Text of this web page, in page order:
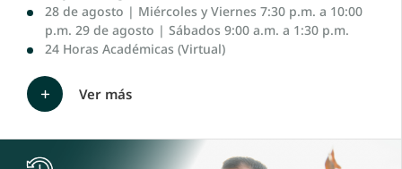
28 de agosto | Miércoles y Viernes 7:30 p.m. a 10:00
p.m. 29 de agosto | Sábados 9:00 a.m. a 1:30 p.m.
24 Horas Académicas (Virtual)
Ver más